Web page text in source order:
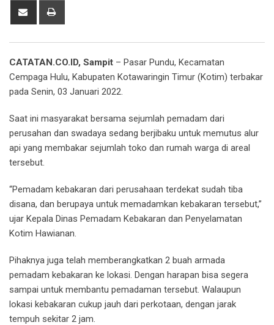
Share
CATATAN.CO.ID, Sampit – Pasar Pundu, Kecamatan
Cempaga Hulu, Kabupaten Kotawaringin Timur (Kotim) terbakar
pada Senin, 03 Januari 2022.
Saat ini masyarakat bersama sejumlah pemadam dari
perusahan dan swadaya sedang berjibaku untuk memutus alur
api yang membakar sejumlah toko dan rumah warga di areal
tersebut.
“Pemadam kebakaran dari perusahaan terdekat sudah tiba
disana, dan berupaya untuk memadamkan kebakaran tersebut,”
ujar Kepala Dinas Pemadam Kebakaran dan Penyelamatan
Kotim Hawianan.
Pihaknya juga telah memberangkatkan 2 buah armada
pemadam kebakaran ke lokasi. Dengan harapan bisa segera
sampai untuk membantu pemadaman tersebut. Walaupun
lokasi kebakaran cukup jauh dari perkotaan, dengan jarak
tempuh sekitar 2 jam.